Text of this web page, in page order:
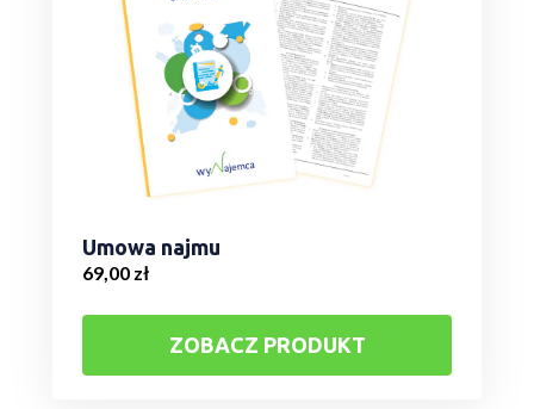
Umowa najmu
69,00 zł
ZOBACZ PRODUKT